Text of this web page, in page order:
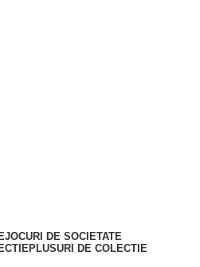
JOCURI DE SOCIETATE
PLUSURI DE COLECTIE